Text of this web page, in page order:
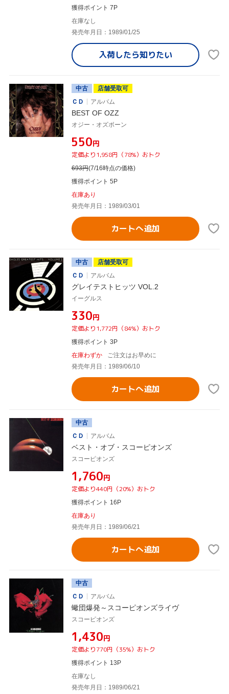
獲得ポイント 7P
在庫なし
発売年月日：1989/01/25
入荷したら知りたい
中古
店舗受取可
ＣＤ
アルバム
BEST OF OZZ
オジー・オズボーン
¥550円
定価より1,958円（78%）おトク
693円(7/16時点の価格)
獲得ポイント 5P
在庫あり
発売年月日：1989/03/01
カートへ追加
中古
店舗受取可
ＣＤ
アルバム
グレイテストヒッツ VOL.2
イーグルス
¥330円
定価より1,772円（84%）おトク
獲得ポイント 3P
在庫わずか
ご注文はお早めに
発売年月日：1989/06/10
カートへ追加
中古
ＣＤ
アルバム
ベスト・オブ・スコーピオンズ
スコーピオンズ
¥1,760円
定価より440円（20%）おトク
獲得ポイント 16P
在庫あり
発売年月日：1989/06/21
カートへ追加
中古
ＣＤ
アルバム
蠍団爆発～スコーピオンズライヴ
スコーピオンズ
¥1,430円
定価より770円（35%）おトク
獲得ポイント 13P
在庫なし
発売年月日：1989/06/21